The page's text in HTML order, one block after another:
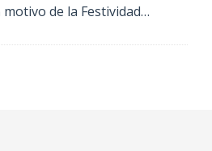
de la Festividad…